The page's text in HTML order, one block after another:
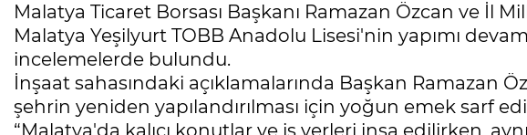
Malatya Ticaret Borsası Başkanı Ramazan Özcan ve İl
Malatya Yeşilyurt TOBB Anadolu Lisesi'nin yapımı
incelemelerde bulundu.
İnşaat sahasındaki açıklamalarında Başkan Ramazan
şehrin yeniden yapılandırılması için yoğun emek sarf